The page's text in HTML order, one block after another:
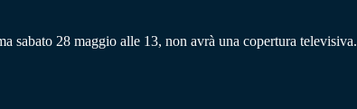
28 maggio alle 13, non avrà una copertura televisiva.